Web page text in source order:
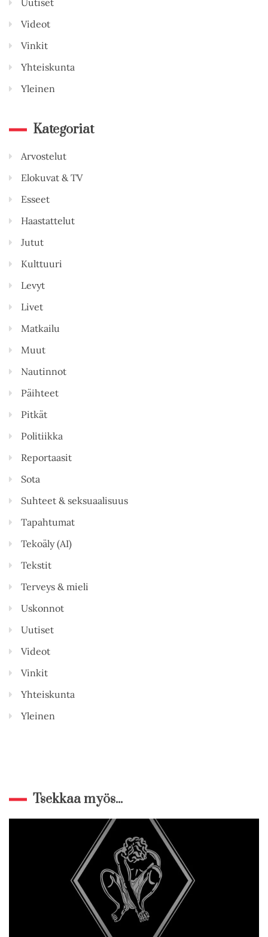
Videot
Vinkit
Yhteiskunta
Yleinen
Kategoriat
Arvostelut
Elokuvat & TV
Esseet
Haastattelut
Jutut
Kulttuuri
Levyt
Livet
Matkailu
Muut
Nautinnot
Päihteet
Pitkät
Politiikka
Reportaasit
Sota
Suhteet & seksuaalisuus
Tapahtumat
Tekoäly (AI)
Tekstit
Terveys & mieli
Uskonnot
Uutiset
Videot
Vinkit
Yhteiskunta
Yleinen
Tsekkaa myös...